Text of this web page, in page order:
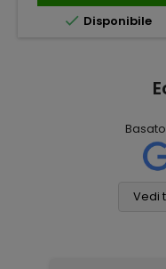
 Disponibile
Vedi